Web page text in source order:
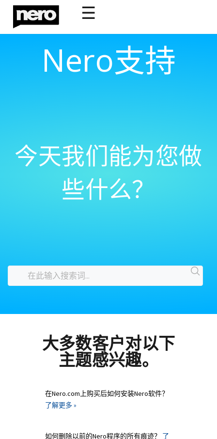
☰
Nero支持
今天我们能为您做
些什么？
大多数客户对以下
主题感兴趣。
在Nero.com上购买后如何安装Nero软件？
了解更多 »
如何删除以前的Nero程序的所有痕迹？
了